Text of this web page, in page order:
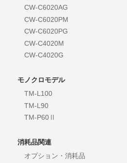
CW-C6020AG
CW-C6020PM
CW-C6020PG
CW-C4020M
CW-C4020G
モノクロモデル
TM-L100
TM-L90
TM-P60Ⅱ
消耗品関連
オプション・消耗品